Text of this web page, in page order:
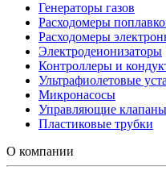
Генераторы газов
Расходомеры
Расходомеры
Электродеионизаторы
Контроллеры и
Ультрафиолетовые
Микронасосы
Управляющие клапаны
Пластиковые трубки
О компании